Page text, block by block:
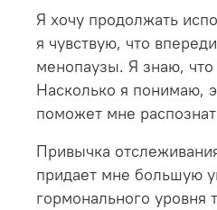
Я хочу продолжать
я чувствую, что
менопаузы. Я знаю, что
Насколько я понимаю,
поможет мне
Привычка
придает мне большую
гормонального уровня